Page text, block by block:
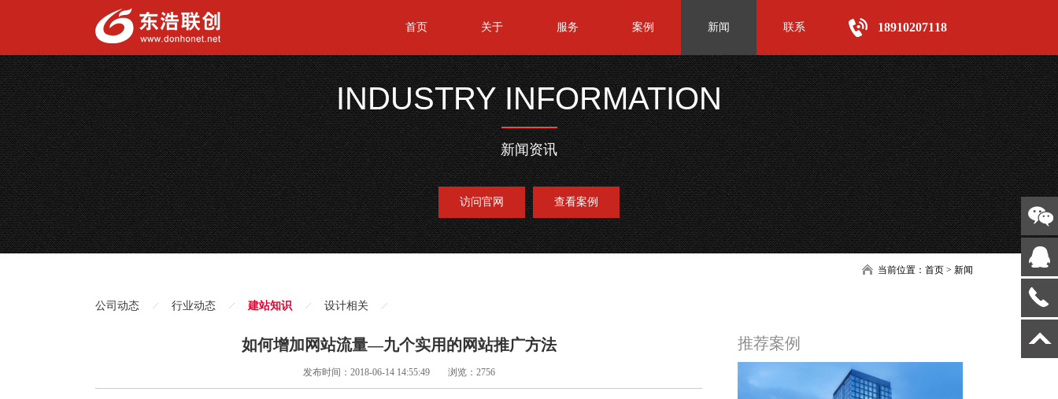
首页 关于 服务 案例 新闻 联系 18910207118
INDUSTRY INFORMATION
新闻资讯
访问官网 查看案例
当前位置：首页 >新闻
公司动态 行业动态 建站知识 设计相关
如何增加网站流量—九个实用的网站推广方法
发布时间：2018-06-14 14:55:49 浏览：2756
推荐案例